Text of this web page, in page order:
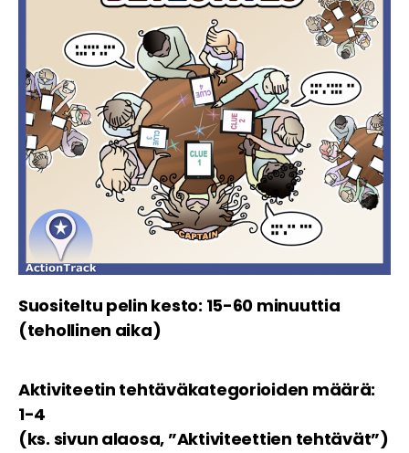
Suositeltu pelin kesto: 15-60 minuuttia
(tehollinen aika)
Aktiviteetin tehtäväkategorioiden määrä:
1-4
(ks. sivun alaosa, ”Aktiviteettien tehtävät”)